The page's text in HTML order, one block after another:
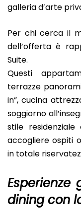
galleria d’arte
Per chi cerca il
dell’offerta è
Suite.
Questi
terrazze
in”, cucina
soggiorno
stile
accogliere ospiti
in totale
Esperienze
dining con